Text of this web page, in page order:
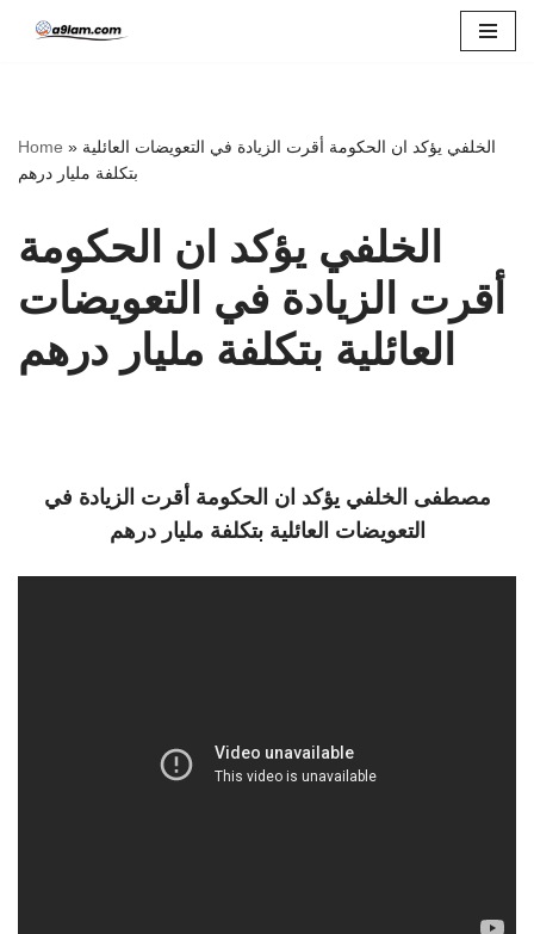
Home » الخلفي يؤكد ان الحكومة أقرت الزيادة في التعويضات العائلية
بتكلفة مليار درهم
الخلفي يؤكد ان الحكومة
أقرت الزيادة في التعويضات
العائلية بتكلفة مليار درهم
مصطفى الخلفي يؤكد ان الحكومة أقرت الزيادة في
التعويضات العائلية بتكلفة مليار درهم